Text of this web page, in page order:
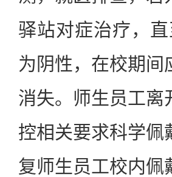
驿站对症治疗，
为阴性，在校期间
消失。师生员工离
控相关要求科学佩
复师生员工校内佩